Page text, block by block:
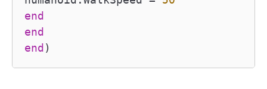
end
end
end )